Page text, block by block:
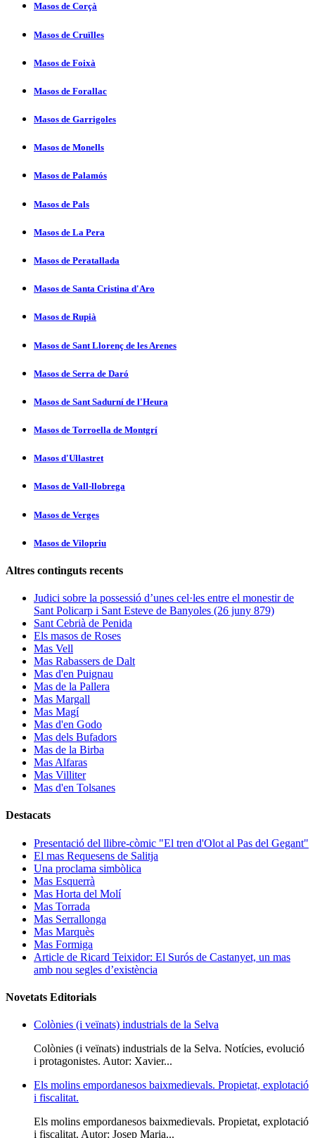
Masos de Corçà
Masos de Cruïlles
Masos de Foixà
Masos de Forallac
Masos de Garrigoles
Masos de Monells
Masos de Palamós
Masos de Pals
Masos de La Pera
Masos de Peratallada
Masos de Santa Cristina d'Aro
Masos de Rupià
Masos de Sant Llorenç de les Arenes
Masos de Serra de Daró
Masos de Sant Sadurní­ de l'Heura
Masos de Torroella de Montgrí­
Masos d'Ullastret
Masos de Vall-llobrega
Masos de Verges
Masos de Vilopriu
Altres continguts recents
Judici sobre la possessió d’unes cel·les entre el monestir de
Sant Policarp i Sant Esteve de Banyoles (26 juny 879)
Sant Cebrià de Penida
Els masos de Roses
Mas Vell
Mas Rabassers de Dalt
Mas d'en Puignau
Mas de la Pallera
Mas Margall
Mas Magí
Mas d'en Godo
Mas dels Bufadors
Mas de la Birba
Mas Alfaras
Mas Villiter
Mas d'en Tolsanes
Destacats
Presentació del llibre-còmic "El tren d'Olot al Pas del Gegant"
El mas Requesens de Salitja
Una proclama simbòlica
Mas Esquerrà
Mas Horta del Molí
Mas Torrada
Mas Serrallonga
Mas Marquès
Mas Formiga
Article de Ricard Teixidor: El Surós de Castanyet, un mas
amb nou segles d’existència
Novetats Editorials
Colònies (i veïnats) industrials de la Selva
Colònies (i veïnats) industrials de la Selva. Notícies, evolució
i protagonistes. Autor: Xavier...
Els molins empordanesos baixmedievals. Propietat, explotació
i fiscalitat.
Els molins empordanesos baixmedievals. Propietat, explotació
i fiscalitat. Autor: Josep Maria...